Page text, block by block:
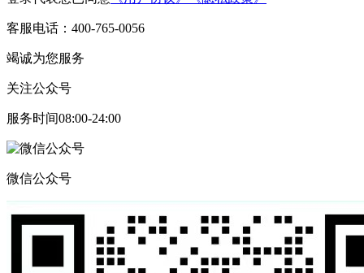
客服电话：400-765-0056
竭诚为您服务
关注公众号
服务时间08:00-24:00
微信公众号